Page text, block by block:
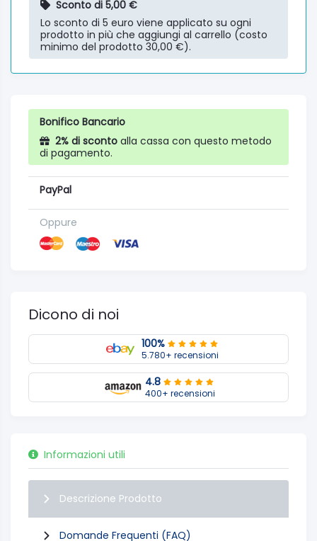
Sconto di 5,00 €
Lo sconto di 5 euro viene applicato su ogni
prodotto in più che aggiungi al carrello (costo
minimo del prodotto 30,00 €).
Bonifico Bancario
2% di sconto alla cassa con questo metodo
di pagamento.
PayPal
Oppure
Dicono di noi
100%
5.780+ recensioni
4.8
400+ recensioni
Informazioni utili
Descrizione Prodotto
Domande Frequenti (FAQ)